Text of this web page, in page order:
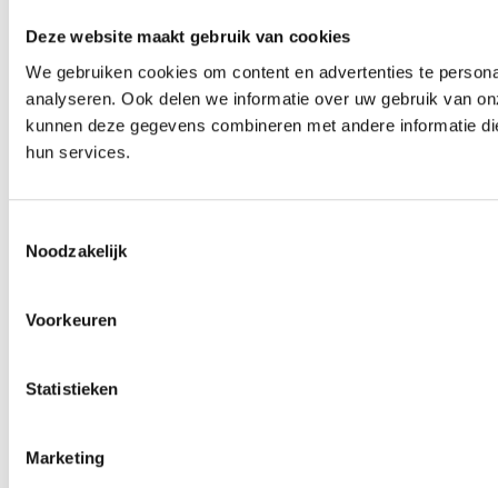
Deze website maakt gebruik van cookies
We gebruiken cookies om content en advertenties te
analyseren. Ook delen we informatie over uw gebruik van
kunnen deze gegevens combineren met andere informatie
hun services.
Noodzakelijk
Voorkeuren
Statistieken
Marketing